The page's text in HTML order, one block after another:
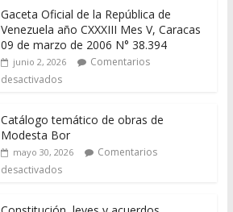
Gaceta Oficial de la República de
Venezuela año CXXXIII Mes V, Caracas
09 de marzo de 2006 N° 38.394
junio 2, 2026
Comentarios
desactivados
Catálogo temático de obras de
Modesta Bor
mayo 30, 2026
Comentarios
desactivados